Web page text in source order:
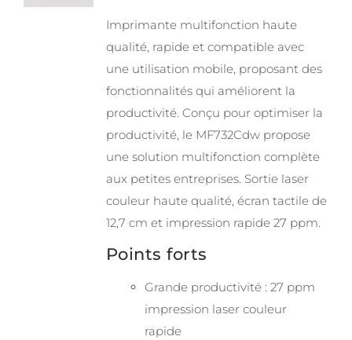
Imprimante multifonction haute
qualité, rapide et compatible avec
une utilisation mobile, proposant des
fonctionnalités qui améliorent la
productivité. Conçu pour optimiser la
productivité, le MF732Cdw propose
une solution multifonction complète
aux petites entreprises. Sortie laser
couleur haute qualité, écran tactile de
12,7 cm et impression rapide 27 ppm.
Points forts
Grande productivité : 27 ppm
impression laser couleur
rapide